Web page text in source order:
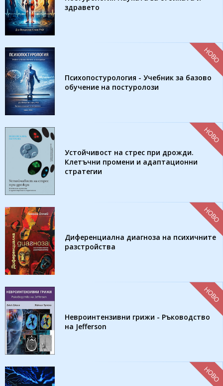
здравето
Психопостурология - Учебник за базово
обучение на постуролози
НОВО
Устойчивост на стрес при дрожди.
Клетъчни промени и адаптационни
стратегии
НОВО
Диференциална диагноза на психичните
разстройства
НОВО
Невроинтензивни грижи - Ръководство
на Jefferson
НОВО
НОВО